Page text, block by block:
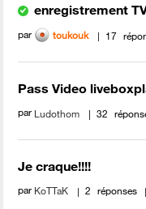
enregistrement
par toukouk 17
Pass Video
par Ludothom 32
Je craque!!!!
par KoTTaK 2 réponses